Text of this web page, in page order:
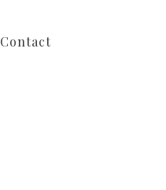
Contact